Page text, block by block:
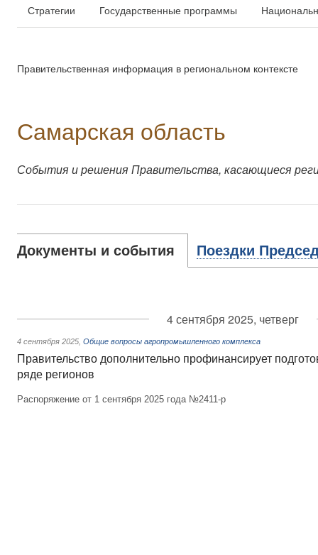
Стратегии Государственные программы
Правительственная информация в региональном контексте
Самарская область
События и решения Правительства, касающиеся
Документы и события Поездки
4 сентября 2025, четверг
4 сентября 2025 Общие вопросы агропромышленного комплекса
Правительство дополнительно профинансирует
ряде регионов
Распоряжение от 1 сентября 2025 года №2411-р